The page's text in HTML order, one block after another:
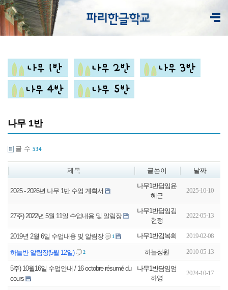
나무 1반
글 수 534
제목 글쓴이 날짜
2025 - 2026년 나무 1반 수업 계획서
나무1반담임윤
혜근
2025-10-10
27주) 2022년 5월 11일 수업내용 및 알림장
나무1반담임김
현정
2022-05-13
2019년 2월 6일 수업내용 및 알림장 1 나무1반김복희 2019-02-08
하늘반 알림장(5월 12일) 2 하늘정원 2010-05-13
5주) 10월16일 수업안내 / 16 octobre résumé du
cours
나무1반담임엄
하영
2024-10-17